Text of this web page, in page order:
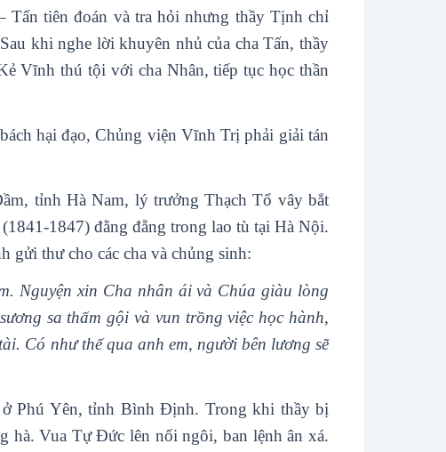
Tấn tiên đoán và tra hỏi nhưng thầy Tịnh chỉ
khi nghe lời khuyên nhủ của cha Tấn, thầy
Vĩnh thú tội với cha Nhân, tiếp tục học thần
hại đạo, Chủng viện Vĩnh Trị phải giải tán
tỉnh Hà Nam, lý trưởng Thạch Tổ vây bắt
1847) đằng đẵng trong lao tù tại Hà Nội.
thư cho các cha và chủng sinh:
Nguyện xin Cha nhân ái và Chúa giàu lòng
sa thấm gội và vun trồng việc học hành,
Có như thế qua anh em, người bên lương sẽ
ở Phú Yên, tỉnh Bình Định. Trong khi thầy bị
hà. Vua Tự Đức lên nối ngôi, ban lệnh ân xá.